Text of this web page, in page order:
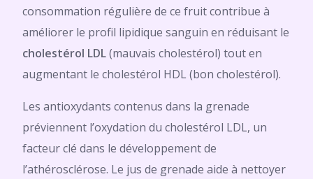
consommation régulière de ce fruit contribue à
améliorer le profil lipidique sanguin en réduisant le
cholestérol LDL(mauvais cholestérol) tout en
augmentant le cholestérol HDL (bon cholestérol).
Les antioxydants contenus dans la grenade
préviennent l’oxydation du cholestérol LDL, un
facteur clé dans le développement de
l’athérosclérose. Le jus de grenade aide à nettoyer